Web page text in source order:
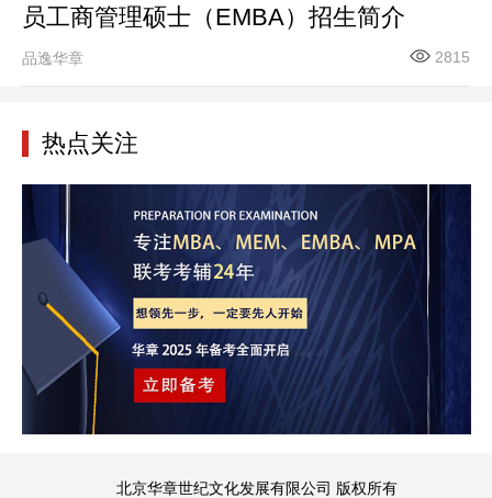
员工商管理硕士（EMBA）招生简介
品逸华章 2815
热点关注
北京华章世纪文化发展有限公司 版权所有